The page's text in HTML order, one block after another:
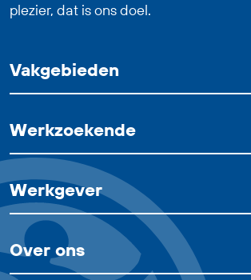
plezier, dat is ons doel.
Vakgebieden
Werkzoekende
Werkgever
Over ons